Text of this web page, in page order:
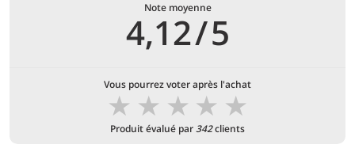
Note moyenne
4,12/5
Vous pourrez voter après l'achat
★
★
★
★
★
Produit évalué par342clients